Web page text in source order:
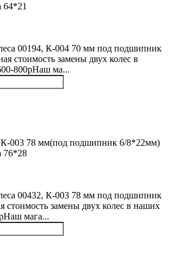
64*21
00194, К-004 70 мм под подшипник
стоимость замены двух колес в
800рНаш ма...
76*28
00432, К-003 78 мм под подшипник
замены двух колес в наших
мага...